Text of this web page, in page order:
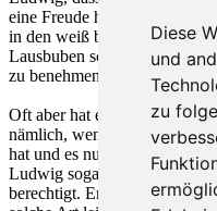
Diese
und
zu
eine Freude haben muss an
in den weiß blauen Himmel
Lausbuben schon wissen, wie
zu benehmen hat.
Oft aber hat ein Streich auch
nämlich, wenn es gilt, ein
hat und es nur noch nicht
Ludwig sogar eine
berechtigt. Er kriegt sie von